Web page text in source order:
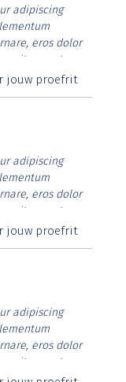
adipiscing
eros dolor
vitae erat.
rutrum lorem
jouw proefrit
adipiscing
eros dolor
vitae erat.
rutrum lorem
jouw proefrit
adipiscing
eros dolor
vitae erat.
rutrum lorem